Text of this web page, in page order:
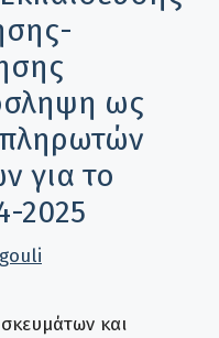
ως
για το
2025
και